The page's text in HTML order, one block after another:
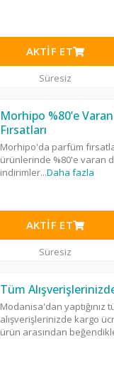
AKTIF ET
Süresiz
Morhipo %80’e
Fırsatları
Morhipo'da parfüm
ürünlerinde %80'e varan
indirimler...Daha fazla
AKTIF ET
Süresiz
Tüm
Modanisa'dan yaptığınız
alışverişlerinizde kargo
ürün arasından